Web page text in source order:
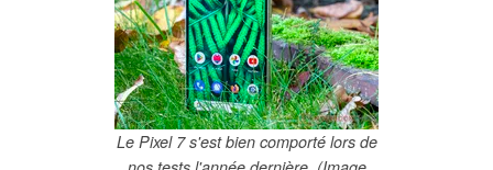
Le Pixel 7 s'est bien comporté lors de